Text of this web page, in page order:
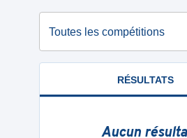
Toutes les compétitions
RÉSULTATS
Aucun